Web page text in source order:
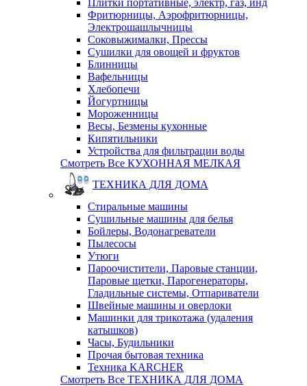
Плитки портативные, электр, газ, инд
Фритюрницы, Аэрофритюрницы,
Электрошашлычницы
Соковыжималки, Прессы
Сушилки для овощей и фруктов
Блинницы
Вафельницы
Хлебопечи
Йогуртницы
Мороженницы
Весы, Безмены кухонные
Кипятильники
Устройства для фильтрации воды
Смотреть Все КУХОННАЯ МЕЛКАЯ
ТЕХНИКА ДЛЯ ДОМА
Стиральные машины
Сушильные машины для белья
Бойлеры, Водонагреватели
Пылесосы
Утюги
Пароочистители, Паровые станции,
Паровые щетки, Парогенераторы,
Гладильные системы, Отпариватели
Швейные машины и оверлоки
Машинки для трикотажа (удаления
катышков)
Часы, Будильники
Прочая бытовая техника
Техника KARCHER
Смотреть Все ТЕХНИКА ДЛЯ ДОМА